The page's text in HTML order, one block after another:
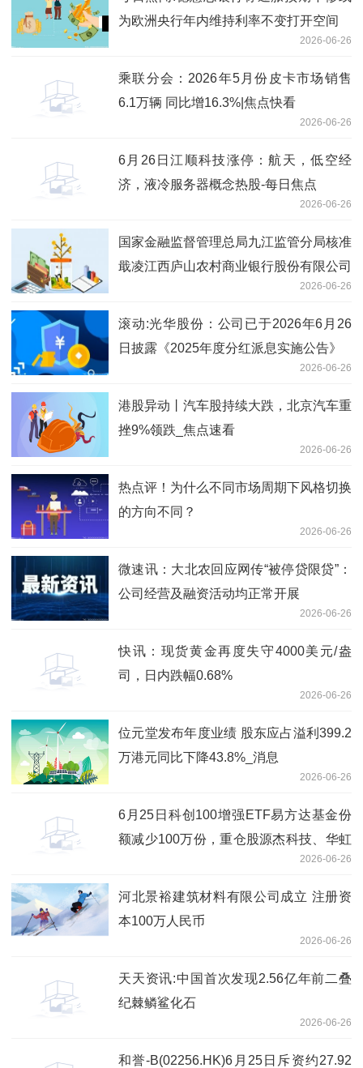
为欧洲央行年内维持利率不变打开空间
2026-06-26
乘联分会：2026年5月份皮卡市场销售
6.1万辆 同比增16.3%|焦点快看
2026-06-26
6月26日江顺科技涨停：航天，低空经
济，液冷服务器概念热股-每日焦点
2026-06-26
国家金融监督管理总局九江监管分局核准
戢凌江西庐山农村商业银行股份有限公司
2026-06-26
滚动:光华股份：公司已于2026年6月26
日披露《2025年度分红派息实施公告》
2026-06-26
港股异动丨汽车股持续大跌，北京汽车重
挫9%领跌_焦点速看
2026-06-26
热点评！为什么不同市场周期下风格切换
的方向不同？
2026-06-26
微速讯：大北农回应网传“被停贷限贷”：
公司经营及融资活动均正常开展
2026-06-26
快讯：现货黄金再度失守4000美元/盎
司，日内跌幅0.68%
2026-06-26
位元堂发布年度业绩 股东应占溢利399.2
万港元同比下降43.8%_消息
2026-06-26
6月25日科创100增强ETF易方达基金份
额减少100万份，重仓股源杰科技、华虹
2026-06-26
河北景裕建筑材料有限公司成立 注册资
本100万人民币
2026-06-26
天天资讯:中国首次发现2.56亿年前二叠
纪棘鳞鲨化石
2026-06-26
和誉-B(02256.HK)6月25日斥资约27.92